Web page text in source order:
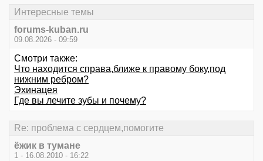
Интересные темы
forums-kuban.ru
09.08.2026 - 09:59
Смотри также:
Что находится справа,ближе к правому боку,под
нижним ребром?
Эхинацея
Где вы лечите зубы и почему?
Re: проблема с сердцем,помогите
ёжик в тумане
1 - 16.08.2010 - 16:22